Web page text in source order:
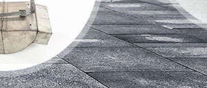
HY-F10型便携式明渠流量计